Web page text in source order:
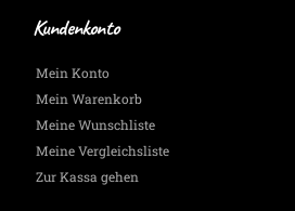
Laufenden.
Kundenkonto
Mein Konto
Mein Warenkorb
Meine Wunschliste
Meine Vergleichsliste
Zur Kassa gehen